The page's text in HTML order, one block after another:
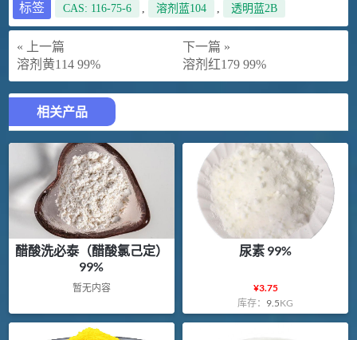
标签 CAS: 116-75-6 , 溶剂蓝104 , 透明蓝2B
« 上一篇
溶剂黄114 99%
下一篇 »
溶剂红179 99%
相关产品
醋酸洗必泰（醋酸氯己定）
99%
暂无内容
尿素 99%
¥3.75
库存： 9.5KG